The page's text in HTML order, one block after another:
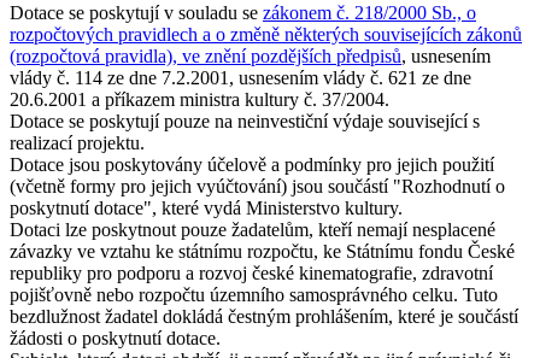
Dotace se poskytují v souladu se zákonem č. 218/2000 Sb., o
rozpočtových pravidlech a o změně některých souvisejících zákonů
(rozpočtová pravidla), ve znění pozdějších předpisů, usnesením
vlády č. 114 ze dne 7.2.2001, usnesením vlády č. 621 ze dne
20.6.2001 a příkazem ministra kultury č. 37/2004.
Dotace se poskytují pouze na neinvestiční výdaje související s
realizací projektu.
Dotace jsou poskytovány účelově a podmínky pro jejich použití
(včetně formy pro jejich vyúčtování) jsou součástí "Rozhodnutí o
poskytnutí dotace", které vydá Ministerstvo kultury.
Dotaci lze poskytnout pouze žadatelům, kteří nemají nesplacené
závazky ve vztahu ke státnímu rozpočtu, ke Státnímu fondu České
republiky pro podporu a rozvoj české kinematografie, zdravotní
pojišťovně nebo rozpočtu územního samosprávného celku. Tuto
bezdlužnost žadatel dokládá čestným prohlášením, které je součástí
žádosti o poskytnutí dotace.